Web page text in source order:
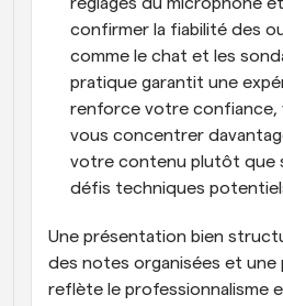
confirmer la fiabilité des
comme le chat et les
pratique garantit une
renforce votre confiance,
vous concentrer
votre contenu plutôt que
défis techniques
Une présentation bien
des notes organisées et une
reflète le professionnalisme